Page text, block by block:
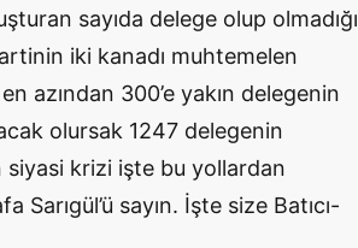
sayıda delege olup olmadığı
iki kanadı muhtemelen
azından 300’e yakın delegenin
olursak 1247 delegenin
siyasi krizi işte bu yollardan
sayın. İşte size Batıcı-